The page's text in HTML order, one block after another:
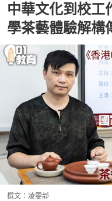
中華文化到校
學茶藝體驗解構
撰文： 凌雯靜